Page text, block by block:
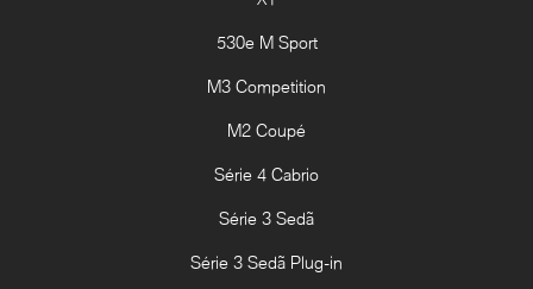
530e M Sport
M3 Competition
M2 Coupé
Série 4 Cabrio
Série 3 Sedã
Série 3 Sedã Plug-in